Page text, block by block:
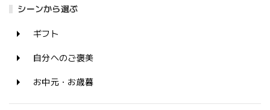
シーンから選ぶ
ギフト
自分へのご褒美
お中元・お歳暮